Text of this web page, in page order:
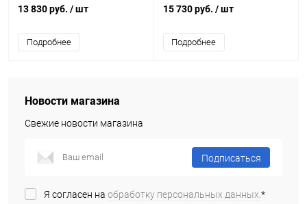
13 830 руб. / шт
Подробнее
15 730 руб. / шт
Подробнее
Новости магазина
Свежие новости магазина
Подписаться
Я согласен на обработку персональных данных.*